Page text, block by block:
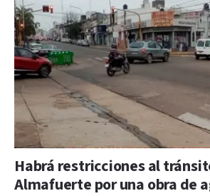
Habrá restricciones al
Almafuerte por una obra de